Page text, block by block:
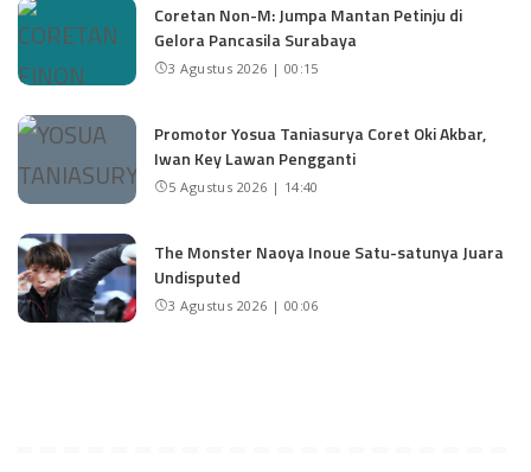
Coretan Non-M: Jumpa Mantan Petinju di
Gelora Pancasila Surabaya
3 Agustus 2026 | 00:15
Promotor Yosua Taniasurya Coret Oki Akbar,
Iwan Key Lawan Pengganti
5 Agustus 2026 | 14:40
The Monster Naoya Inoue Satu-satunya Juara
Undisputed
3 Agustus 2026 | 00:06